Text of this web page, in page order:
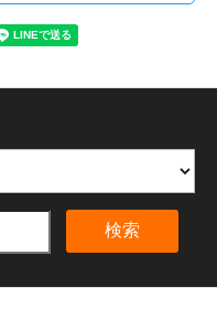
検索